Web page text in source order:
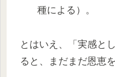
種による）。
とはいえ、「実感と
ると、まだまだ恩恵